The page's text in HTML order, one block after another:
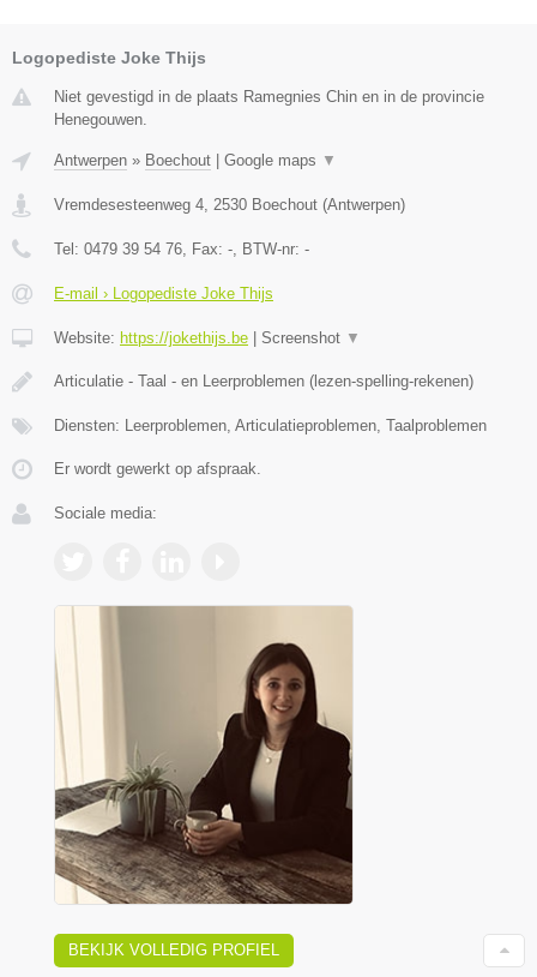
Logopediste Joke Thijs
Niet gevestigd in de plaats Ramegnies Chin en in de provincie
Henegouwen.
Antwerpen » Boechout | Google maps ▼
Vremdesesteenweg 4 2530 Boechout (Antwerpen)
Tel: 0479 39 54 76 , Fax: - , BTW-nr: -
E-mail › Logopediste Joke Thijs
Website: https://jokethijs.be | Screenshot ▼
Articulatie - Taal - en Leerproblemen (lezen-spelling-rekenen)
Diensten: Leerproblemen, Articulatieproblemen, Taalproblemen
Er wordt gewerkt op afspraak.
Sociale media:
BEKIJK VOLLEDIG PROFIEL